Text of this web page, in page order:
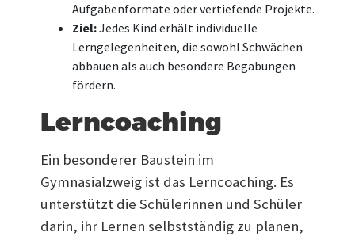
Aufgabenformate oder vertiefende Projekte.
Ziel:Jedes Kind erhält individuelle
Lerngelegenheiten, die sowohl Schwächen
abbauen als auch besondere Begabungen
fördern.
Lerncoaching
Ein besonderer Baustein im
Gymnasialzweig ist das Lerncoaching. Es
unterstützt die Schülerinnen und Schüler
darin, ihr Lernen selbstständig zu planen,